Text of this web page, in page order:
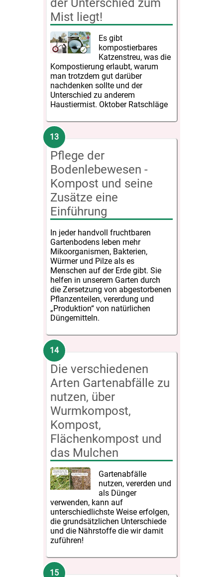
der Unterschied zum
Mist liegt!
Es gibt
kompostierbares
Katzenstreu, was die
Kompostierung erlaubt, warum
man trotzdem gut darüber
nachdenken sollte und der
Unterschied zu anderem
Haustiermist. Oktober Ratschläge
Pflege der
Bodenlebewesen -
Kompost und seine
Zusätze eine
Einführung
In jeder handvoll fruchtbaren
Gartenbodens leben mehr
Mikoorganismen, Bakterien,
Würmer und Pilze als es
Menschen auf der Erde gibt. Sie
helfen in unserem Garten durch
die Zersetzung von abgestorbenen
Pflanzenteilen, vererdung und
„Produktion“ von natürlichen
Düngemitteln.
Die verschiedenen
Arten Gartenabfälle zu
nutzen, über
Wurmkompost,
Kompost,
Flächenkompost und
das Mulchen
Gartenabfälle
nutzen, vererden und
als Dünger
verwenden, kann auf
unterschiedlichste Weise erfolgen,
die grundsätzlichen Unterschiede
und die Nährstoffe die wir damit
zuführen!